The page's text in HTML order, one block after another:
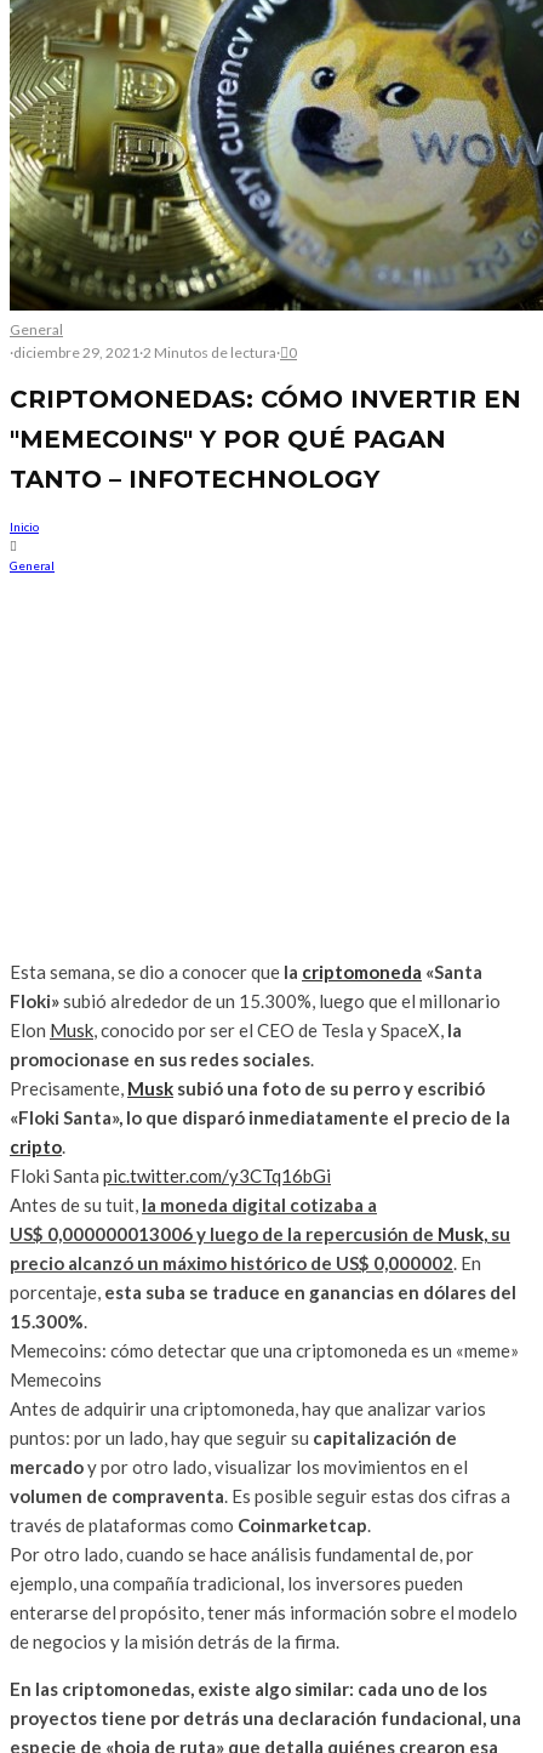
General
·diciembre 29, 2021 ·2 Minutos de lectura· 0
CRIPTOMONEDAS: CÓMO INVERTIR EN
"MEMECOINS" Y POR QUÉ PAGAN
TANTO – INFOTECHNOLOGY
Inicio
General
Esta semana, se dio a conocer que la criptomoneda «Santa
Floki»subió alrededor de un 15.300%, luego que el millonario
Elon Musk, conocido por ser el CEO de Tesla y SpaceX, la
promocionase en sus redes sociales.
Precisamente, Musk subió una foto de su perro y escribió
«Floki Santa», lo que disparó inmediatamente el precio de la
cripto.
Floki Santa pic.twitter.com/y3CTq16bGi
Antes de su tuit, la moneda digital cotizaba a
US$ 0,000000013006 y luego de la repercusión de Musk, su
precio alcanzó un máximo histórico de US$ 0,000002. En
porcentaje, esta suba se traduce en ganancias en dólares del
15.300%.
Memecoins: cómo detectar que una criptomoneda es un «meme»
Memecoins
Antes de adquirir una criptomoneda, hay que analizar varios
puntos: por un lado, hay que seguir su capitalización de
mercadoy por otro lado, visualizar los movimientos en el
volumen de compraventa. Es posible seguir estas dos cifras a
través de plataformas como Coinmarketcap.
Por otro lado, cuando se hace análisis fundamental de, por
ejemplo, una compañía tradicional, los inversores pueden
enterarse del propósito, tener más información sobre el modelo
de negocios y la misión detrás de la firma.
En las criptomonedas, existe algo similar: cada uno de los
proyectos tiene por detrás una declaración fundacional, una
especie de «hoja de ruta» que detalla quiénes crearon esa